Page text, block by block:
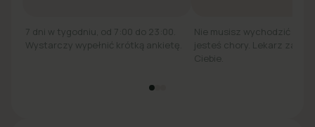
7 dni w tygodniu, od 7:00 do 23:00.
Wystarczy wypełnić krótką ankietę.
Nie musisz wychodzić z
jesteś chory. Lekarz
Ciebie.